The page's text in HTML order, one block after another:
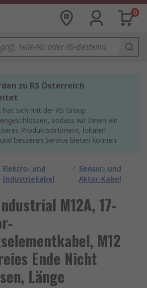
0
zu RS Österreich
hat sich mit der RS Group
sodass wir Ihnen ein
Produktsortiment, lokalen
besseren Service bieten können.
Elektro- und
Industriekabel
/ Sensor- und
Aktor-Kabel
M12A, 17-
M12
Ende Nicht
Länge